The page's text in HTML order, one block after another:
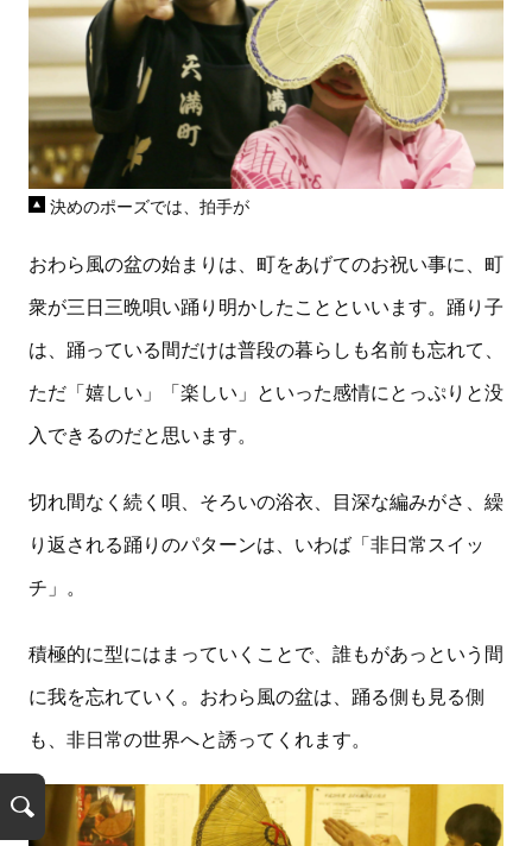
決めのポーズでは、拍手が
おわら風の盆の始まりは、町をあげてのお祝い事に、町
衆が三日三晩唄い踊り明かしたことといいます。踊り子
は、踊っている間だけは普段の暮らしも名前も忘れて、
ただ「嬉しい」「楽しい」といった感情にとっぷりと没
入できるのだと思います。
切れ間なく続く唄、そろいの浴衣、目深な編みがさ、繰
り返される踊りのパターンは、いわば「非日常スイッ
チ」。
積極的に型にはまっていくことで、誰もがあっという間
に我を忘れていく。おわら風の盆は、踊る側も見る側
も、非日常の世界へと誘ってくれます。
検